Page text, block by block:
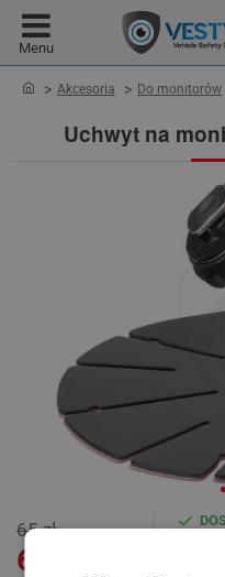
Uchwyt na
homeAkcesoria Do monitorów
60 zł
65 zł